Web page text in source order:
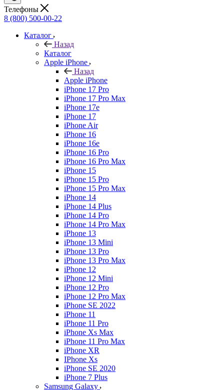
Телефоны
8 (800) 500-00-22
Каталог
Назад
Каталог
Apple iPhone
Назад
Apple iPhone
iPhone 17 Pro
iPhone 17 Pro Max
iPhone 17e
iPhone 17
iPhone Air
iPhone 16
iPhone 16e
iPhone 16 Pro
iPhone 16 Pro Max
iPhone 15
iPhone 15 Pro
iPhone 15 Pro Max
iPhone 14
iPhone 14 Plus
iPhone 14 Pro
iPhone 14 Pro Max
iPhone 13
iPhone 13 Mini
iPhone 13 Pro
iPhone 13 Pro Max
iPhone 12
iPhone 12 Mini
iPhone 12 Pro
iPhone 12 Pro Max
iPhone SE 2022
iPhone 11
iPhone 11 Pro
iPhone Xs Max
iPhone 11 Pro Max
iPhone XR
IPhone Xs
iPhone SE 2020
iPhone 7 Plus
Samsung Galaxy